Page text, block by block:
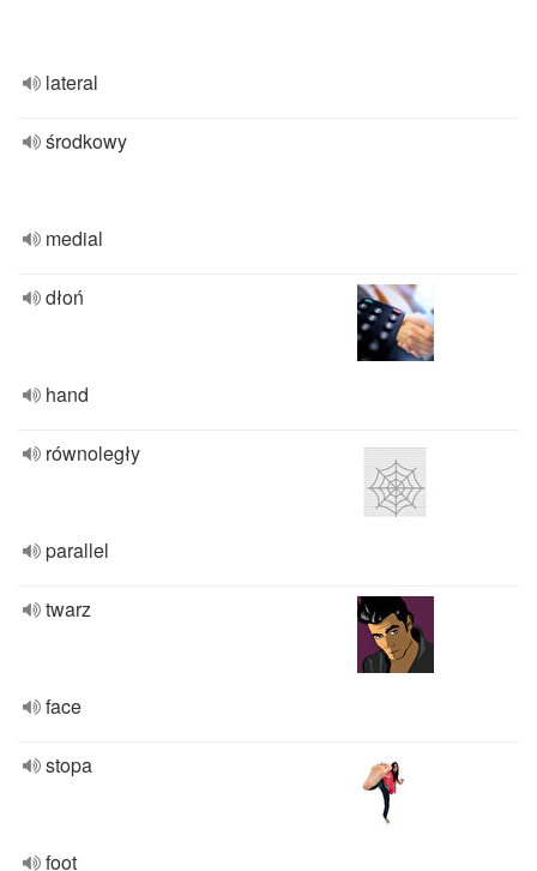
lateral
środkowy
medial
dłoń
hand
równoległy
parallel
twarz
face
stopa
foot